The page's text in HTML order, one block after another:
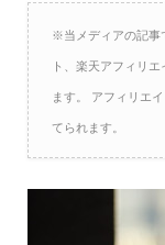
※当メディアの記事
ト、楽天アフィリ
ます。 アフィリエ
てられます。